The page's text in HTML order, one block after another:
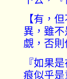
【有，
異，雖
覷，否
『如果
痕似乎